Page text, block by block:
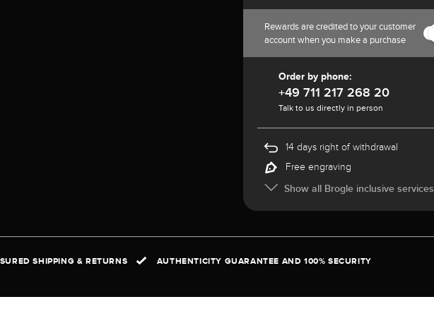
Rewards are credited to your customer
account when you make a purchase
Order by phone:
+49 711 217 268 20
Talk to us directly in person
14 days right of withdrawal
Free engraving
Show all Brogle inclusive services
SHIPPING & RETURNS AUTHENTICITY GUARANTEE AND 100% SECURITY